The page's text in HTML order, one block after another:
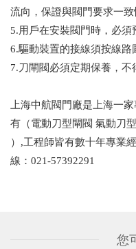
流向，保證與閥門要求一致
5.用戶在安裝閥門時，必須
6.驅動裝置的接線須按線路
7.刀閘閥必須定期保養，不
上海中航閥門廠是上海一
有（電動刀型閘閥 氣動刀
）,工程師皆有數十年專業
線：021-57392291
您